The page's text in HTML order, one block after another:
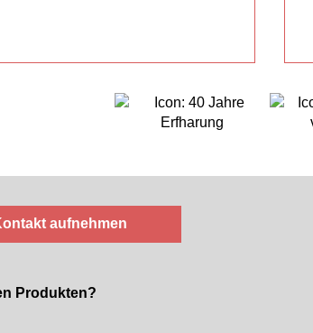
aufnehmen
Produkten?